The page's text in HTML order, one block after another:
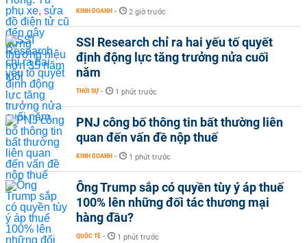
KINH DOANH - 2 giờ trước
SSI Research chỉ ra hai yếu tố quyết
định động lực tăng trưởng nửa cuối
năm
THỜI SỰ - 1 phút trước
PNJ công bố thông tin bất thường liên
quan đến vấn đề nộp thuế
KINH DOANH - 1 phút trước
Ông Trump sắp có quyền tùy ý áp thuế
100% lên những đối tác thương mại
hàng đầu?
QUỐC TẾ - 1 phút trước